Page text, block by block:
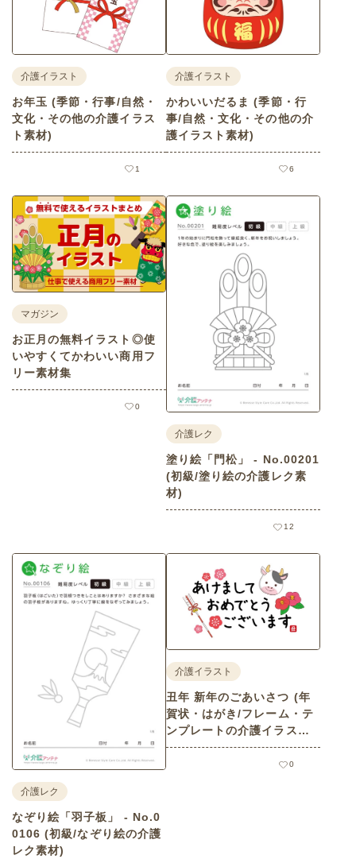
介護イラスト
お年玉 (季節・行事/自然・
文化・その他の介護イラス
ト素材)
1
介護イラスト
かわいいだるま (季節・行
事/自然・文化・その他の介
護イラスト素材)
6
マガジン
お正月の無料イラスト◎使
いやすくてかわいい商用フ
リー素材集
0
介護レク
塗り絵「門松」 - No.00201
(初級/塗り絵の介護レク素
材)
12
介護レク
なぞり絵「羽子板」 - No.0
0106 (初級/なぞり絵の介護
レク素材)
介護イラスト
丑年 新年のごあいさつ (年
賀状・はがき/フレーム・テ
ンプレートの介護イラスト
素材)
0